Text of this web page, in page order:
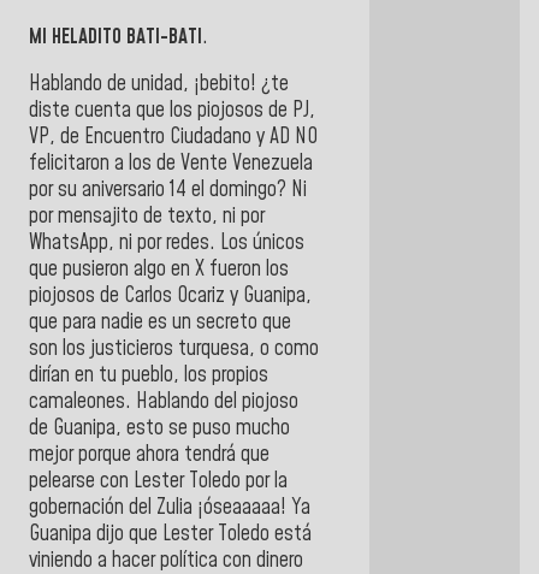
MI HELADITO BATI-BATI.
Hablando de unidad, ¡bebito! ¿te
diste cuenta que los piojosos de PJ,
VP, de Encuentro Ciudadano y AD NO
felicitaron a los de Vente Venezuela
por su aniversario 14 el domingo? Ni
por mensajito de texto, ni por
WhatsApp, ni por redes. Los únicos
que pusieron algo en X fueron los
piojosos de Carlos Ocariz y Guanipa,
que para nadie es un secreto que
son los justicieros turquesa, o como
dirían en tu pueblo, los propios
camaleones. Hablando del piojoso
de Guanipa, esto se puso mucho
mejor porque ahora tendrá que
pelearse con Lester Toledo por la
gobernación del Zulia ¡óseaaaaa! Ya
Guanipa dijo que Lester Toledo está
viniendo a hacer política con dinero